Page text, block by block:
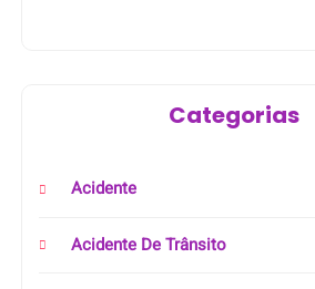
Categorias
Acidente
Acidente De Trânsito